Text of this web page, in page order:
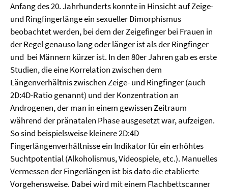
Anfang des 20. Jahrhunderts konnte in Hinsicht auf Zeige-
und Ringfingerlänge ein sexueller Dimorphismus
beobachtet werden, bei dem der Zeigefinger bei Frauen in
der Regel genauso lang oder länger ist als der Ringfinger
und bei Männern kürzer ist. In den 80er Jahren gab es erste
Studien, die eine Korrelation zwischen dem
Längenverhältnis zwischen Zeige- und Ringfinger (auch
2D:4D-Ratio genannt) und der Konzentration an
Androgenen, der man in einem gewissen Zeitraum
während der pränatalen Phase ausgesetzt war, aufzeigen.
So sind beispielsweise kleinere 2D:4D
Fingerlängenverhältnisse ein Indikator für ein erhöhtes
Suchtpotential (Alkoholismus, Videospiele, etc.). Manuelles
Vermessen der Fingerlängen ist bis dato die etablierte
Vorgehensweise. Dabei wird mit einem Flachbettscanner